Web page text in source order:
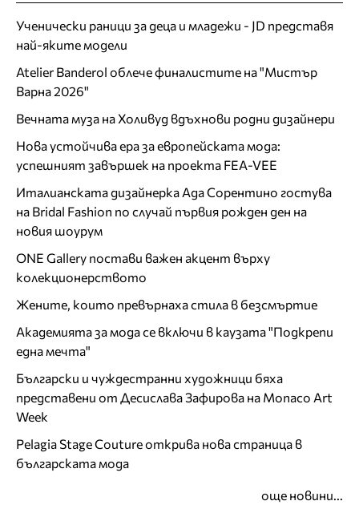
Ученически раници за деца и младежи - JD представя
най-яките модели
Atelier Banderol облече финалистите на "Мистър
Варна 2026"
Вечната муза на Холивуд вдъхнови родни дизайнери
Нова устойчива ера за европейската мода:
успешният завършек на проекта FEA-VEE
Италианската дизайнерка Ада Сорентино гостува
на Bridal Fashion по случай първия рожден ден на
новия шоурум
ONE Gallery постави важен акцент върху
колекционерството
Жените, които превърнаха стила в безсмъртие
Академията за мода се включи в каузата "Подкрепи
една мечта"
Български и чуждестранни художници бяха
представени от Десислава Зафирова на Monaco Art
Week
Pelagia Stage Couture открива нова страница в
българската мода
още новини...